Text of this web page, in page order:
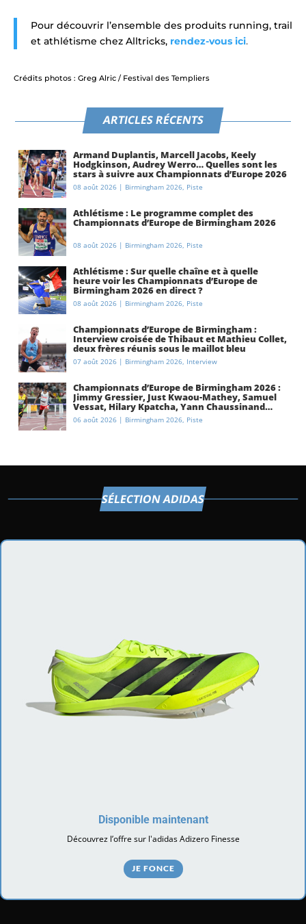
Pour découvrir l’ensemble des produits running, trail
et athlétisme chez Alltricks, rendez-vous ici.
Crédits photos : Greg Alric / Festival des Templiers
ARTICLES RÉCENTS
Armand Duplantis, Marcell Jacobs, Keely
Hodgkinson, Audrey Werro… Quelles sont les
stars à suivre aux Championnats d’Europe 2026
à Birmingham ?
08 août 2026 | Birmingham 2026, Piste
Athlétisme : Le programme complet des
Championnats d’Europe de Birmingham 2026
08 août 2026 | Birmingham 2026, Piste
Athlétisme : Sur quelle chaîne et à quelle
heure voir les Championnats d’Europe de
Birmingham 2026 en direct ?
08 août 2026 | Birmingham 2026, Piste
Championnats d’Europe de Birmingham :
Interview croisée de Thibaut et Mathieu Collet,
deux frères réunis sous le maillot bleu
07 août 2026 | Birmingham 2026, Interview
Championnats d’Europe de Birmingham 2026 :
Jimmy Gressier, Just Kwaou-Mathey, Samuel
Vessat, Hilary Kpatcha, Yann Chaussinand…
Présentation de l’équipe de France
d’athlétisme
06 août 2026 | Birmingham 2026, Piste
SÉLECTION ADIDAS
Disponible maintenant
Découvrez l’offre sur l'adidas Adizero Finesse
JE FONCE